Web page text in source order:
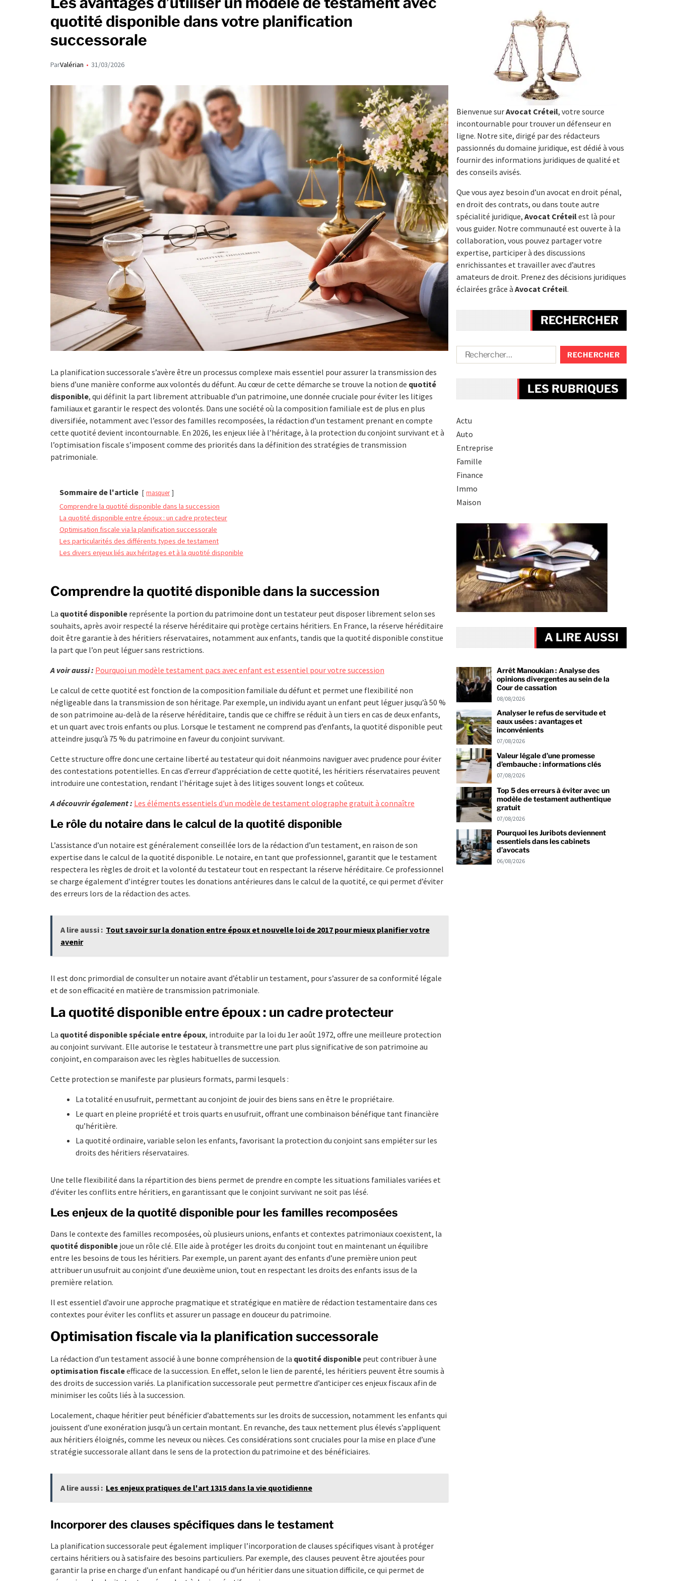
quotité disponible dans votre planification
successorale
ParValérian 31/03/2026
La planification successorale s’avère être un processus complexe mais essentiel pour assurer la transmission des
biens d’une manière conforme aux volontés du défunt. Au cœur de cette démarche se trouve la notion de quotité
disponible, qui définit la part librement attribuable d’un patrimoine, une donnée cruciale pour éviter les litiges
familiaux et garantir le respect des volontés. Dans une société où la composition familiale est de plus en plus
diversifiée, notamment avec l’essor des familles recomposées, la rédaction d’un testament prenant en compte
cette quotité devient incontournable. En 2026, les enjeux liée à l’héritage, à la protection du conjoint survivant et à
l’optimisation fiscale s’imposent comme des priorités dans la définition des stratégies de transmission
patrimoniale.
Sommaire de l'article masquer
Comprendre la quotité disponible dans la succession
La quotité disponible entre époux : un cadre protecteur
Optimisation fiscale via la planification successorale
Les particularités des différents types de testament
Les divers enjeux liés aux héritages et à la quotité disponible
Comprendre la quotité disponible dans la succession
La quotité disponible représente la portion du patrimoine dont un testateur peut disposer librement selon ses
souhaits, après avoir respecté la réserve héréditaire qui protège certains héritiers. En France, la réserve héréditaire
doit être garantie à des héritiers réservataires, notamment aux enfants, tandis que la quotité disponible constitue
la part que l’on peut léguer sans restrictions.
A voir aussi : Pourquoi un modèle testament pacs avec enfant est essentiel pour votre succession
Le calcul de cette quotité est fonction de la composition familiale du défunt et permet une flexibilité non
négligeable dans la transmission de son héritage. Par exemple, un individu ayant un enfant peut léguer jusqu’à 50 %
de son patrimoine au-delà de la réserve héréditaire, tandis que ce chiffre se réduit à un tiers en cas de deux enfants,
et un quart avec trois enfants ou plus. Lorsque le testament ne comprend pas d’enfants, la quotité disponible peut
atteindre jusqu’à 75 % du patrimoine en faveur du conjoint survivant.
Cette structure offre donc une certaine liberté au testateur qui doit néanmoins naviguer avec prudence pour éviter
des contestations potentielles. En cas d’erreur d’appréciation de cette quotité, les héritiers réservataires peuvent
introduire une contestation, rendant l’héritage sujet à des litiges souvent longs et coûteux.
A découvrir également : Les éléments essentiels d'un modèle de testament olographe gratuit à connaître
Le rôle du notaire dans le calcul de la quotité disponible
L’assistance d’un notaire est généralement conseillée lors de la rédaction d’un testament, en raison de son
expertise dans le calcul de la quotité disponible. Le notaire, en tant que professionnel, garantit que le testament
respectera les règles de droit et la volonté du testateur tout en respectant la réserve héréditaire. Ce professionnel
se charge également d’intégrer toutes les donations antérieures dans le calcul de la quotité, ce qui permet d’éviter
des erreurs lors de la rédaction des actes.
A lire aussi : Tout savoir sur la donation entre époux et nouvelle loi de 2017 pour mieux planifier votre
avenir
Il est donc primordial de consulter un notaire avant d’établir un testament, pour s’assurer de sa conformité légale
et de son efficacité en matière de transmission patrimoniale.
La quotité disponible entre époux : un cadre protecteur
La quotité disponible spéciale entre époux, introduite par la loi du 1er août 1972, offre une meilleure protection
au conjoint survivant. Elle autorise le testateur à transmettre une part plus significative de son patrimoine au
conjoint, en comparaison avec les règles habituelles de succession.
Cette protection se manifeste par plusieurs formats, parmi lesquels :
La totalité en usufruit, permettant au conjoint de jouir des biens sans en être le propriétaire.
Le quart en pleine propriété et trois quarts en usufruit, offrant une combinaison bénéfique tant financière
qu’héritière.
La quotité ordinaire, variable selon les enfants, favorisant la protection du conjoint sans empiéter sur les
droits des héritiers réservataires.
Une telle flexibilité dans la répartition des biens permet de prendre en compte les situations familiales variées et
d’éviter les conflits entre héritiers, en garantissant que le conjoint survivant ne soit pas lésé.
Les enjeux de la quotité disponible pour les familles recomposées
Dans le contexte des familles recomposées, où plusieurs unions, enfants et contextes patrimoniaux coexistent, la
quotité disponible joue un rôle clé. Elle aide à protéger les droits du conjoint tout en maintenant un équilibre
entre les besoins de tous les héritiers. Par exemple, un parent ayant des enfants d’une première union peut
attribuer un usufruit au conjoint d’une deuxième union, tout en respectant les droits des enfants issus de la
première relation.
Il est essentiel d’avoir une approche pragmatique et stratégique en matière de rédaction testamentaire dans ces
contextes pour éviter les conflits et assurer un passage en douceur du patrimoine.
Optimisation fiscale via la planification successorale
La rédaction d’un testament associé à une bonne compréhension de la quotité disponible peut contribuer à une
optimisation fiscaleefficace de la succession. En effet, selon le lien de parenté, les héritiers peuvent être soumis à
des droits de succession variés. La planification successorale peut permettre d’anticiper ces enjeux fiscaux afin de
minimiser les coûts liés à la succession.
Localement, chaque héritier peut bénéficier d’abattements sur les droits de succession, notamment les enfants qui
jouissent d’une exonération jusqu’à un certain montant. En revanche, des taux nettement plus élevés s’appliquent
aux héritiers éloignés, comme les neveux ou nièces. Ces considérations sont cruciales pour la mise en place d’une
stratégie successorale allant dans le sens de la protection du patrimoine et des bénéficiaires.
A lire aussi : Les enjeux pratiques de l'art 1315 dans la vie quotidienne
Incorporer des clauses spécifiques dans le testament
La planification successorale peut également impliquer l’incorporation de clauses spécifiques visant à protéger
certains héritiers ou à satisfaire des besoins particuliers. Par exemple, des clauses peuvent être ajoutées pour
garantir la prise en charge d’un enfant handicapé ou d’un héritier dans une situation difficile, ce qui permet de
Bienvenue surAvocat Créteil, votre source
incontournable pour trouver un défenseur en
ligne. Notre site, dirigé par des rédacteurs
passionnés du domaine juridique, est dédié à vous
fournir des informations juridiques de qualité et
des conseils avisés.
Que vous ayez besoin d’un avocat en droit pénal,
en droit des contrats, ou dans toute autre
spécialité juridique, Avocat Créteilest là pour
vous guider. Notre communauté est ouverte à la
collaboration, vous pouvez partager votre
expertise, participer à des discussions
enrichissantes et travailler avec d’autres
amateurs de droit. Prenez des décisions juridiques
éclairées grâce à Avocat Créteil.
RECHERCHER
LES RUBRIQUES
Actu
Auto
Entreprise
Famille
Finance
Immo
Maison
A LIRE AUSSI
Arrêt Manoukian : Analyse des
opinions divergentes au sein de la
Cour de cassation
08/08/2026
Analyser le refus de servitude et
eaux usées : avantages et
inconvénients
07/08/2026
Valeur légale d’une promesse
d’embauche : informations clés
07/08/2026
Top 5 des erreurs à éviter avec un
modèle de testament authentique
gratuit
07/08/2026
Pourquoi les Juribots deviennent
essentiels dans les cabinets
d’avocats
06/08/2026